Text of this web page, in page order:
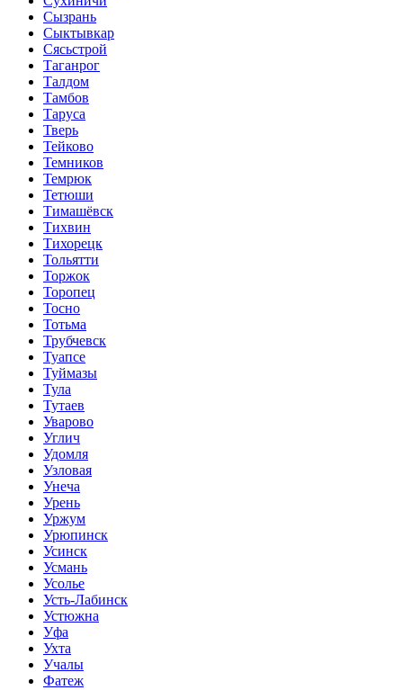
Сызрань
Сыктывкар
Сясьстрой
Таганрог
Талдом
Тамбов
Таруса
Тверь
Тейково
Темников
Темрюк
Тетюши
Тимашёвск
Тихвин
Тихорецк
Тольятти
Торжок
Торопец
Тосно
Тотьма
Трубчевск
Туапсе
Туймазы
Тула
Тутаев
Уварово
Углич
Удомля
Узловая
Унеча
Урень
Уржум
Урюпинск
Усинск
Усмань
Усолье
Усть-Лабинск
Устюжна
Уфа
Ухта
Учалы
Фатеж